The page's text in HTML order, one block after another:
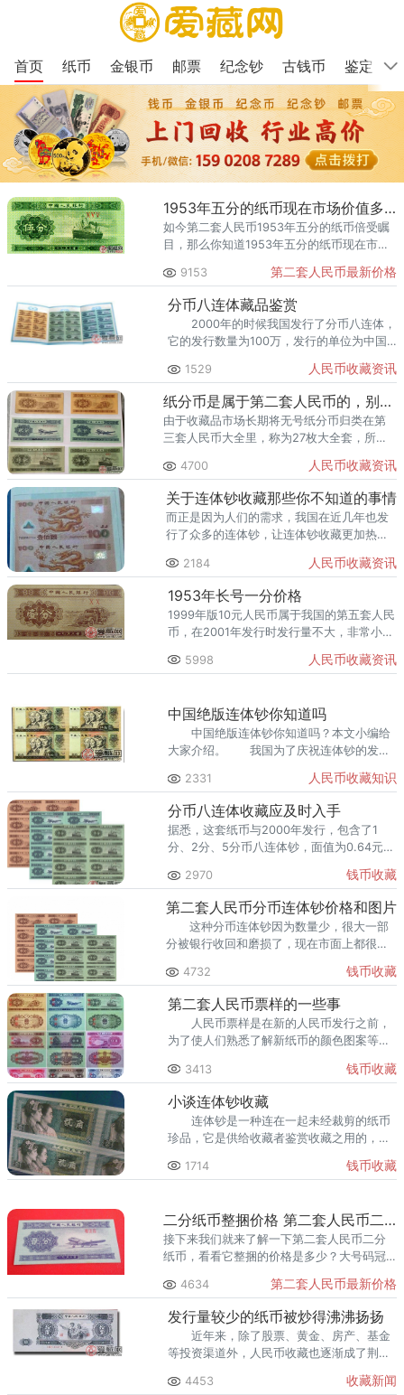
首页 纸币 金银币 邮票 纪念钞 古钱币 鉴定
1953年五分的纸币现在市场价值多少钱啊？
如今第二套人民币1953年五分的纸币倍受瞩
目，那么你知道1953年五分的纸币现在市场
9153
第二套人民币最新价格
分币八连体藏品鉴赏
2000年的时候我国发行了分币八连体，
它的发行数量为100万，发行的单位为中国
三套人民币中三种不同的分币纸币面额。
1529 人民币收藏资讯
纸分币是属于第二套人民币的，别再搞错哟！
由于收藏品市场长期将无号纸分币归类在第
三套人民币大全里，称为27枚大全套，所以
第三套人民币，其实它是属于第二套人民
币。
4700 人民币收藏资讯
关于连体钞收藏那些你不知道的事情
而正是因为人们的需求，我国在近几年也发
行了众多的连体钞，让连体钞收藏更加热门
呢？2184 人民币收藏资讯
1953年长号一分价格
1999年版10元人民币属于我国的第五套人民
币，在2001年发行时发行量不大，非常小。
几种错误：
5998 人民币收藏资讯
中国绝版连体钞你知道吗
中国绝版连体钞你知道吗？本文小编给
大家介绍。 我国为了庆祝连体钞的发行
体钞，也是我国的第一部正式公开发行的绝
版连体钞。
2331 人民币收藏知识
分币八连体收藏应及时入手
据悉，这套纸币与2000年发行，包含了1
分、2分、5分币八连体钞，面值为0.64元，
2970
钱币收藏
第二套人民币分币连体钞价格和图片
这种分币连体钞因为数量少，很大一部
分被银行收回和磨损了，现在市面上都很少
行一段时间的收藏。
4732 钱币收藏
第二套人民币票样的一些事
人民币票样是在新的人民币发行之前，
为了使人们熟悉了解新纸币的颜色图案等特
样”二字，并不准在市面流通。
3413 钱币收藏
小谈连体钞收藏
连体钞是一种连在一起未经裁剪的纸币
珍品，它是供给收藏者鉴赏收藏之用的，也
为了收藏。
1714 钱币收藏
二分纸币整捆价格 第二套人民币二分币回收价格
接下来我们就来了解一下第二套人民币二分
纸币，看看它整捆的价格是多少？大号码冠
冠号的贰分纸币无这一白点，为较早期印
刷。
4634 第二套人民币最新价格
发行量较少的纸币被炒得沸沸扬扬
近年来，除了股票、黄金、房产、基金
等投资渠道外，人民币收藏也逐渐成了荆州
量较少的纸币被炒得沸沸扬扬，受到众多收
4453 收藏新闻